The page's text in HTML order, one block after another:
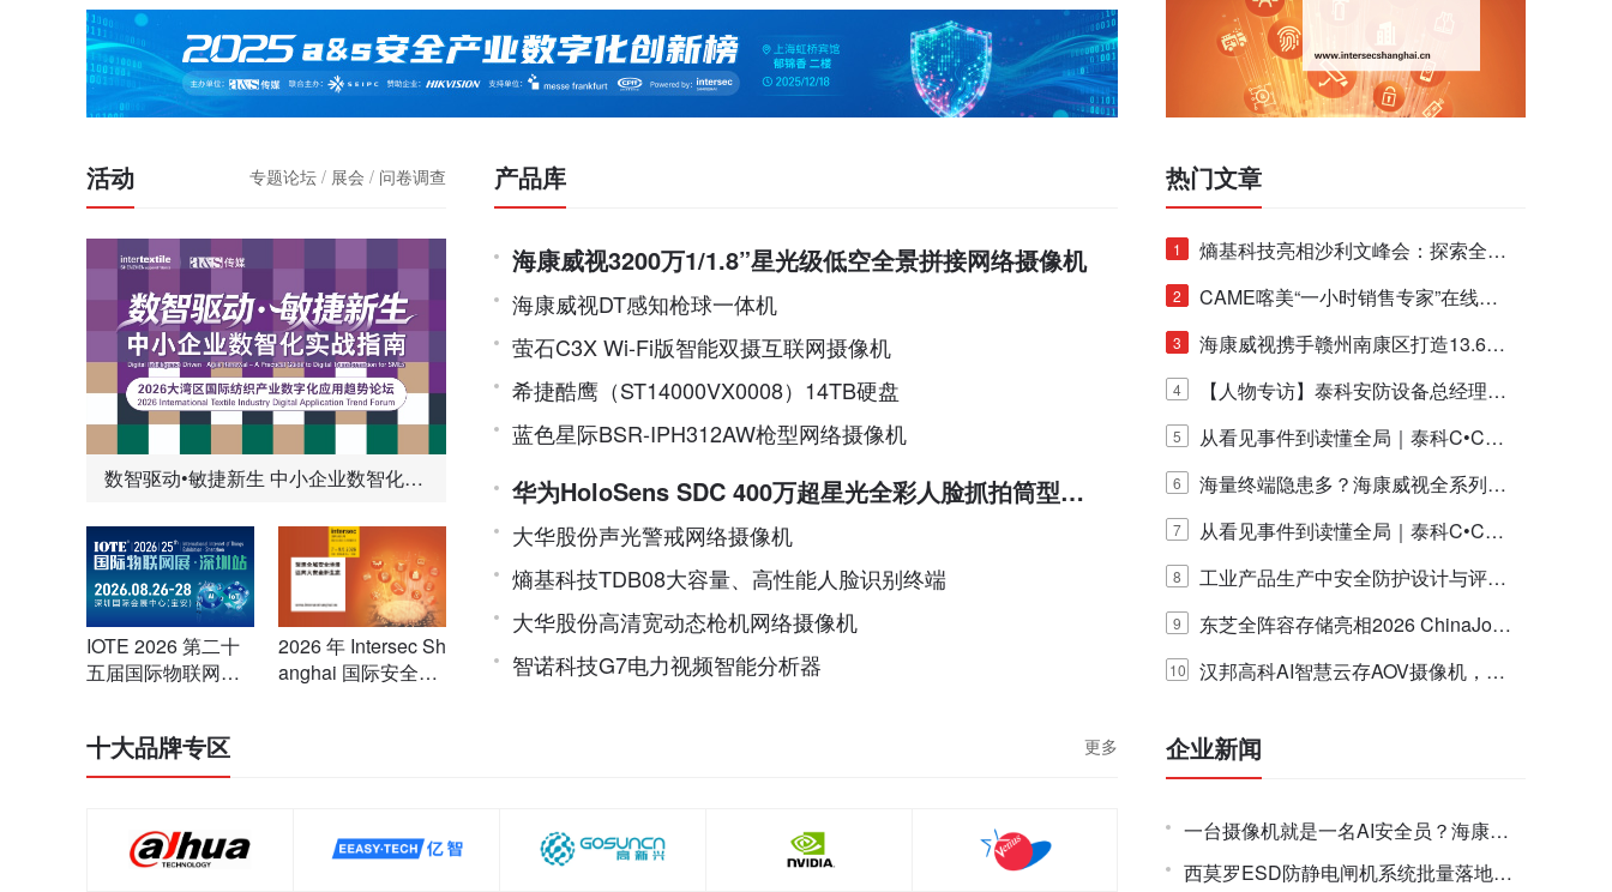
活动 专题论坛 / 展会 / 问卷调查
数智驱动•敏捷新生 中小企业数智化实
战指南
IOTE 2026 第二十
五届国际物联网
2026 年 Intersec Sh
anghai 国际安全科
产品库
海康威视3200万1/1.8”星光级低空全景拼接网络摄像机
海康威视DT感知枪球一体机
萤石C3X Wi-Fi版智能双摄互联网摄像机
希捷酷鹰（ST14000VX0008）14TB硬盘
蓝色星际BSR-IPH312AW枪型网络摄像机
华为HoloSens SDC 400万超星光全彩人脸抓拍筒型摄
像机
大华股份声光警戒网络摄像机
熵基科技TDB08大容量、高性能人脸识别终端
大华股份高清宽动态枪机网络摄像机
智诺科技G7电力视频智能分析器
十大品牌专区 更多
热门文章
1
熵基科技亮相沙利文峰会：探索全栈
脑机技术商业化生态新路径
2
CAME喀美“一小时销售专家”在线赋
能培训正式启动！
3
海康威视携手赣州南康区打造13.6公
里绿波网
4
【人物专访】泰科安防设备总经理张
宁解码安防出海新范式
5
从看见事件到读懂全局｜泰科C•CUR
E IQ 3.20开启安防运营智能新时代
6
海量终端隐患多？海康威视全系列物
联安全产品，四层守护更放心！
7
从看见事件到读懂全局｜泰科C•CUR
E IQ 3.20开启安防运营智能新时代
8
工业产品生产中安全防护设计与评估
的实践与探讨
9
东芝全阵容存储亮相2026 ChinaJo
y，以海量数据底座赋能“与AI同游”新
10
汉邦高科AI智慧云存AOV摄像机，三
企业新闻
一台摄像机就是一名AI安全员？海康威
视在WAIC 2026发布主动视觉作业监管
西莫罗ESD防静电闸机系统批量落地交